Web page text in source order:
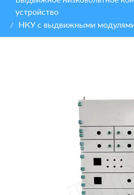
устройство
/ НКУ с выдвижными